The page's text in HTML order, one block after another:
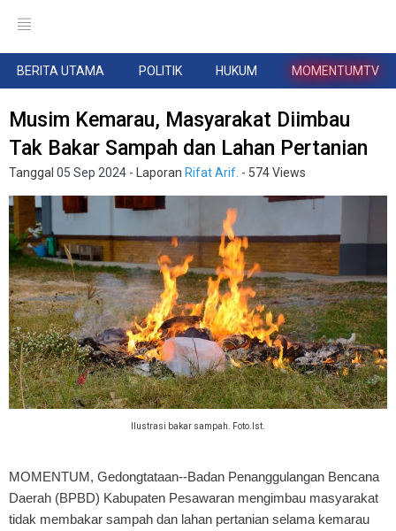
BERITA UTAMA POLITIK HUKUM MOMENTUMTV
Musim Kemarau, Masyarakat Diimbau
Tak Bakar Sampah dan Lahan Pertanian
Tanggal 05 Sep 2024 - Laporan Rifat Arif. - 574 Views
Ilustrasi bakar sampah. Foto.Ist.
MOMENTUM, Gedongtataan--Badan Penanggulangan Bencana
Daerah (BPBD) Kabupaten Pesawaran mengimbau masyarakat
tidak membakar sampah dan lahan pertanian selama kemarau